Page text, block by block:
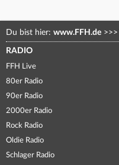
Du bist hier: www.FFH.de >>>
RADIO
FFH Live
80er Radio
90er Radio
2000er Radio
Rock Radio
Oldie Radio
Schlager Radio